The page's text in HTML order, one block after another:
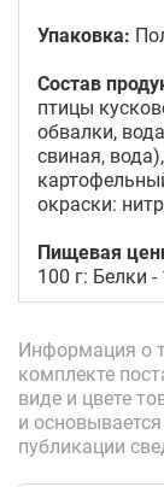
Упаковка:
Состав
птицы
обвалки,
свиная,
окраски:
Пищевая
100 г: Белки
Информация о
комплекте
виде и цвете
и
публикации